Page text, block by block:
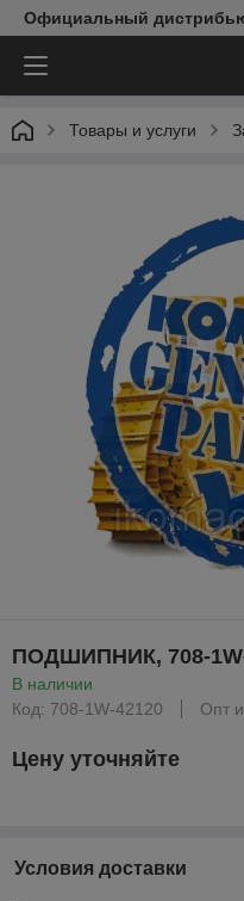
Официальный
Товары и услуги
ПОДШИПНИК, 708-
В наличии
Код: 708-1W-42120
Опт
Цену уточняйте
Условия доставки